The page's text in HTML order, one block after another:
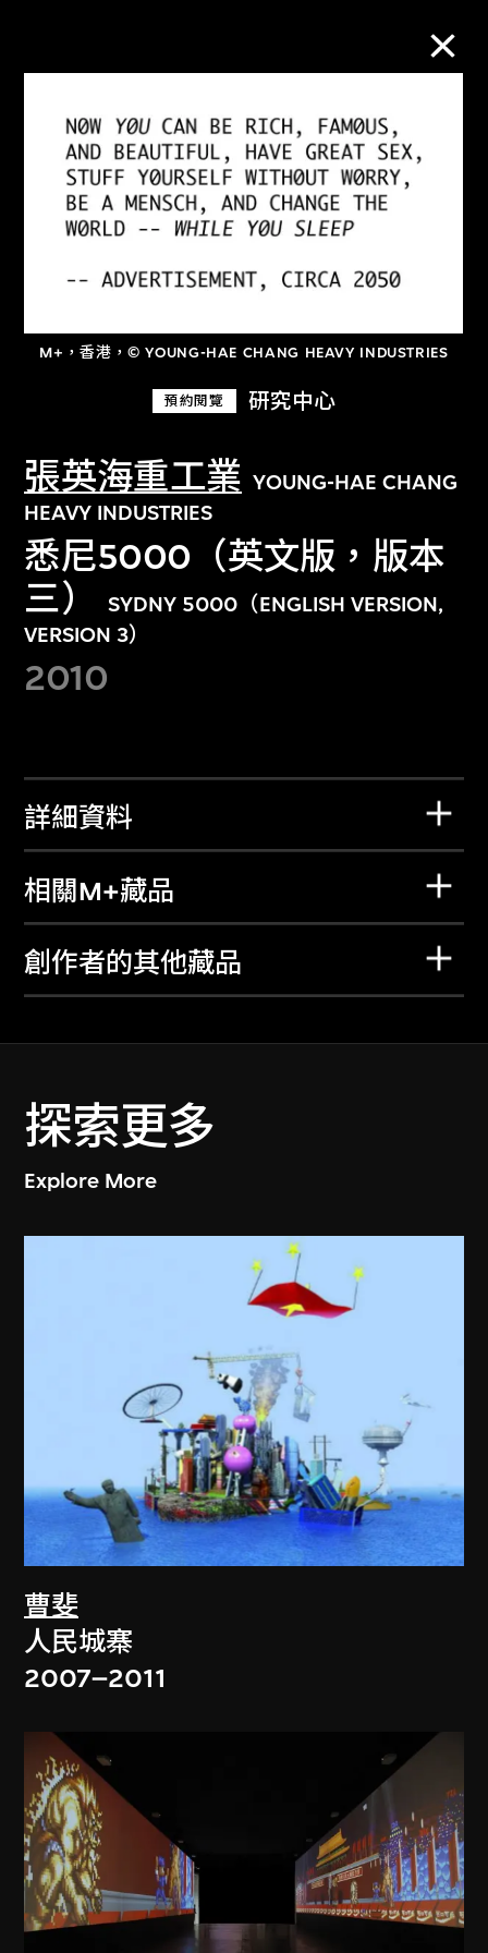
M+，香港，© YOUNG-HAE CHANG HEAVY INDUSTRIES
預約閱覽 研究中心
張英海重工業 YOUNG-HAE CHANG
HEAVY INDUSTRIES
悉尼5000（英文版，版本
三）
SYDNY 5000（ENGLISH VERSION,
VERSION 3）
2010
詳細資料
相關M+藏品
創作者的其他藏品
探索更多
Explore More
曹斐
人民城寨
2007–2011
M+藏品
進一步篩選
關於M+藏品
探索世界頂級的二十及二十一世紀視覺